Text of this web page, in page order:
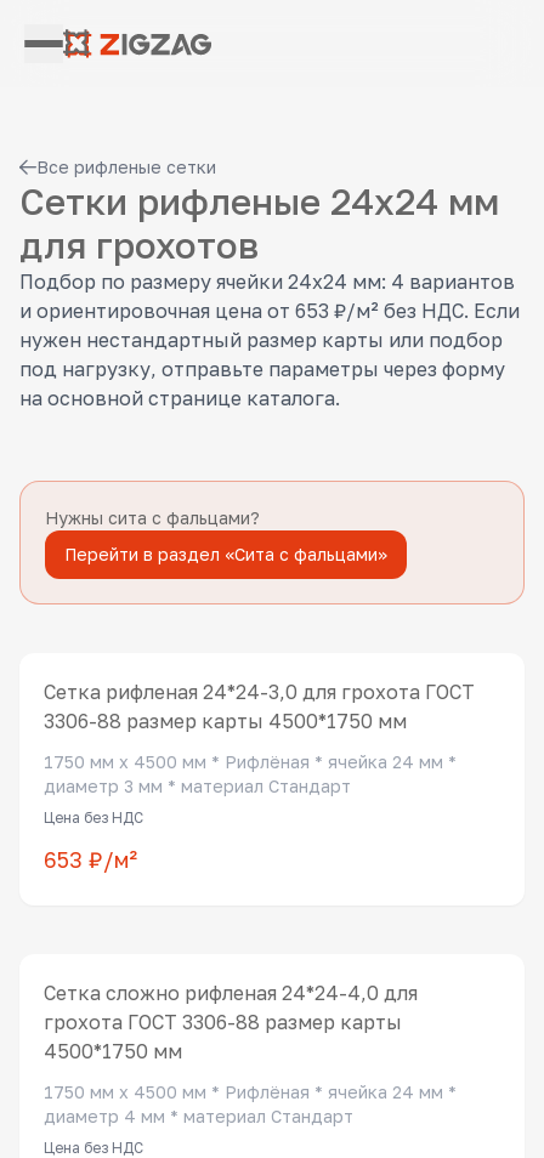
Все рифленые сетки
Сетки рифленые 24x24 мм
для грохотов
Подбор по размеру ячейки 24x24 мм: 4 вариантов
и ориентировочная цена от 653 ₽/м² без НДС. Если
нужен нестандартный размер карты или подбор
под нагрузку, отправьте параметры через форму
на основной странице каталога.
Нужны сита с фальцами?
Перейти в раздел «Сита с фальцами»
Сетка рифленая 24*24-3,0 для грохота ГОСТ
3306-88 размер карты 4500*1750 мм
1750 мм x 4500 мм * Рифлёная * ячейка 24 мм *
диаметр 3 мм * материал Стандарт
Цена без НДС
653 ₽/м²
Сетка сложно рифленая 24*24-4,0 для
грохота ГОСТ 3306-88 размер карты
4500*1750 мм
1750 мм x 4500 мм * Рифлёная * ячейка 24 мм *
диаметр 4 мм * материал Стандарт
Цена без НДС